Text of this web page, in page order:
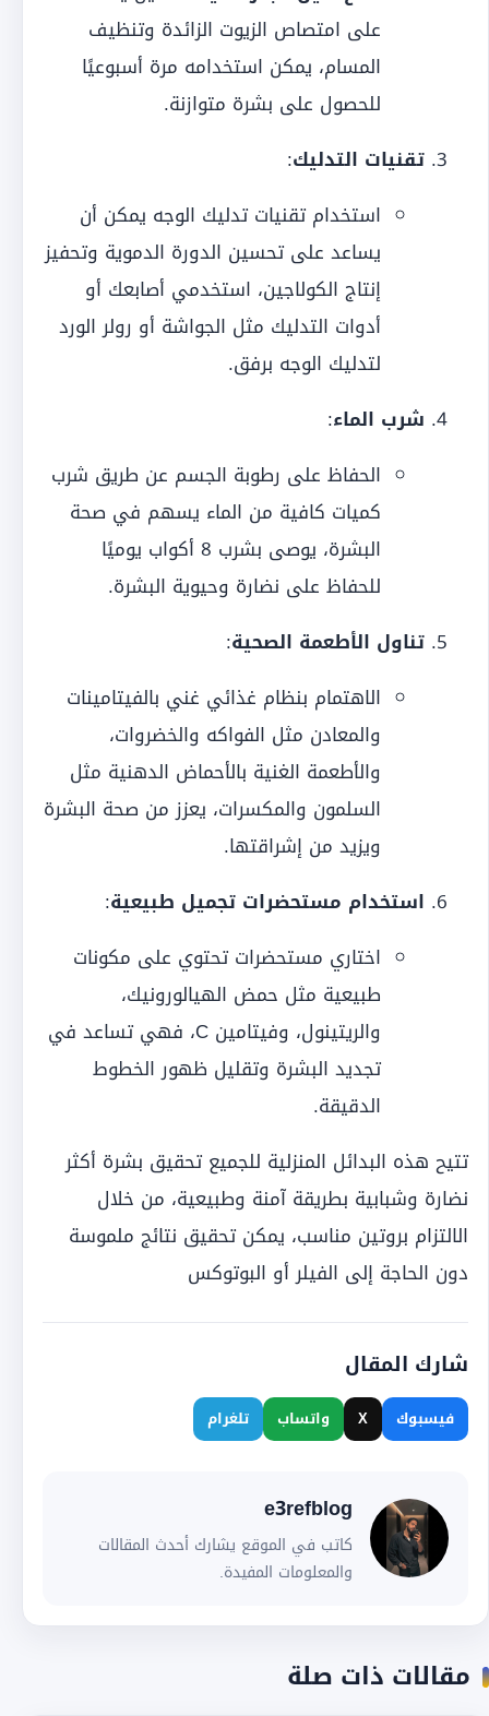
على امتصاص الزيوت الزائدة وتنظيف
المسام، يمكن استخدامه مرة أسبوعيًا
للحصول على بشرة متوازنة.
تقنيات التدليك:
استخدام تقنيات تدليك الوجه يمكن أن
يساعد على تحسين الدورة الدموية وتحفيز
إنتاج الكولاجين، استخدمي أصابعك أو
أدوات التدليك مثل الجواشة أو رولر الورد
لتدليك الوجه برفق.
شرب الماء:
الحفاظ على رطوبة الجسم عن طريق شرب
كميات كافية من الماء يسهم في صحة
البشرة، يوصى بشرب 8 أكواب يوميًا
للحفاظ على نضارة وحيوية البشرة.
تناول الأطعمة الصحية:
الاهتمام بنظام غذائي غني بالفيتامينات
والمعادن مثل الفواكه والخضروات،
والأطعمة الغنية بالأحماض الدهنية مثل
السلمون والمكسرات، يعزز من صحة البشرة
ويزيد من إشراقتها.
استخدام مستحضرات تجميل طبيعية:
اختاري مستحضرات تحتوي على مكونات
طبيعية مثل حمض الهيالورونيك،
والريتينول، وفيتامين C، فهي تساعد في
تجديد البشرة وتقليل ظهور الخطوط
الدقيقة.
تتيح هذه البدائل المنزلية للجميع تحقيق بشرة أكثر
نضارة وشبابية بطريقة آمنة وطبيعية، من خلال
الالتزام بروتين مناسب، يمكن تحقيق نتائج ملموسة
دون الحاجة إلى الفيلر أو البوتوكس
شارك المقال
فيسبوك X واتساب تلغرام
e3refblog
كاتب في الموقع يشارك أحدث المقالات
والمعلومات المفيدة.
مقالات ذات صلة